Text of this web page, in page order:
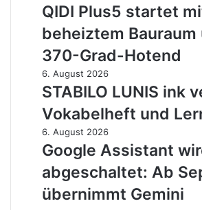
am
27.
August
–
bei
Netflix
Plus5
startet
mit
beheiztem
Bauraum
und
370-
Grad-
Hotend
QIDI Plus5 startet
beheiztem Bauraum
370-Grad-Hotend
STABILO
LUNIS
ink
verbindet
Vokabelheft
und
Lern-
App
6. August 2026
STABILO LUNIS ink
Vokabelheft und
Google
Assistant
wird
abgeschaltet:
Ab
September
6. August 2026
Google Assistant
abgeschaltet: Ab
übernimmt Gemini